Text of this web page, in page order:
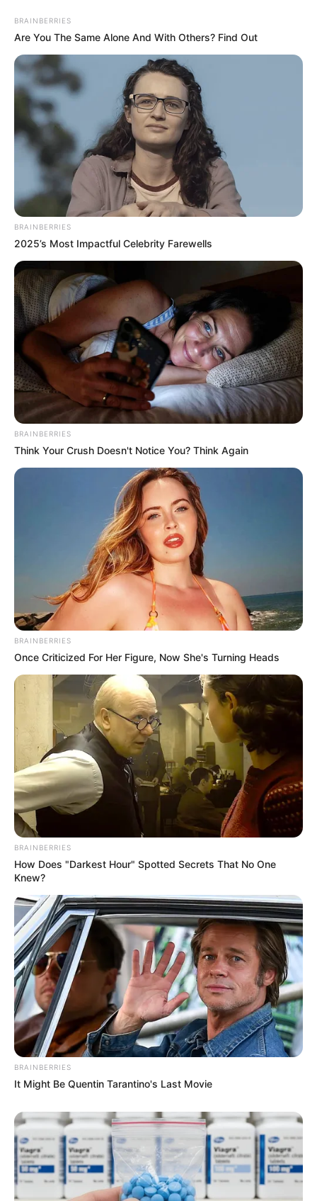
BRAINBERRIES
Are You The Same Alone And With Others? Find Out
BRAINBERRIES
2025’s Most Impactful Celebrity Farewells
BRAINBERRIES
Think Your Crush Doesn't Notice You? Think Again
BRAINBERRIES
Once Criticized For Her Figure, Now She's Turning Heads
BRAINBERRIES
How Does "Darkest Hour" Spotted Secrets That No One
Knew?
BRAINBERRIES
It Might Be Quentin Tarantino's Last Movie